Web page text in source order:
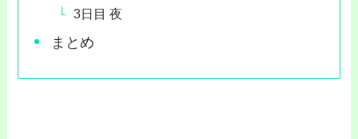
3日目 夜
まとめ